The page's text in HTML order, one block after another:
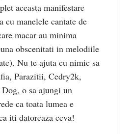
aceasta manifestare
cu manelele cantate de
macar au minima
obscenitati in melodiile
Nu te ajuta cu nimic sa
Parazitii, Cedry2k,
o sa ajungi un
ca toata lumea e
iti datoreaza ceva!